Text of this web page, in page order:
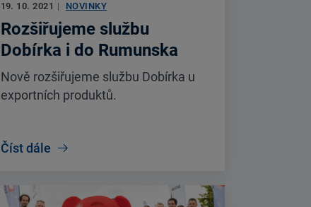
19. 10. 2021 | NOVINKY
Rozšiřujeme službu
Dobírka i do Rumunska
Nově rozšiřujeme službu Dobírka u
exportních produktů.
Číst dále